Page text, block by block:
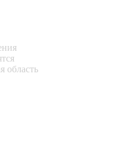
область